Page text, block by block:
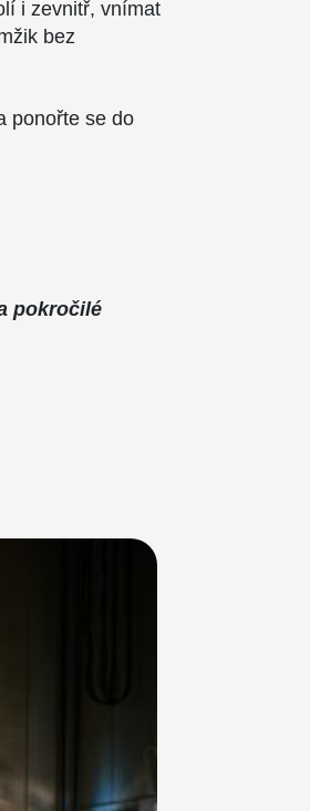
i zevnitř, vnímat
bez
ponořte se do
pokročilé